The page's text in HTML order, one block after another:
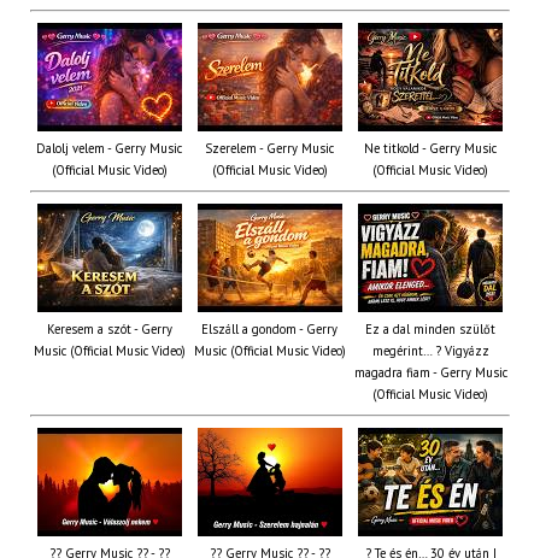
Dalolj velem - Gerry Music
(Official Music Video)
Szerelem - Gerry Music
(Official Music Video)
Ne titkold - Gerry Music
(Official Music Video)
Keresem a szót - Gerry
Music (Official Music Video)
Elszáll a gondom - Gerry
Music (Official Music Video)
Ez a dal minden szülőt
megérint… ? Vigyázz
magadra fiam - Gerry Music
(Official Music Video)
?? Gerry Music ?? - ??
?? Gerry Music ?? - ??
? Te és én… 30 év után |